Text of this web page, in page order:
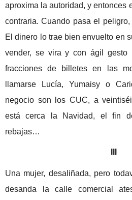
aproxima la autoridad, y entonces
contraria. Cuando pasa el
El dinero lo trae bien envuelto en
vender, se vira y con ágil gesto
fracciones de billetes en las
llamarse Lucía, Yumaisy o
negocio son los CUC, a
está cerca
la Navidad, el fin
rebajas…
Una mujer, desaliñada, pero
desanda la calle comercial